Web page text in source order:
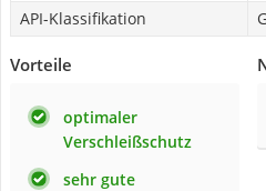
API-Klassifikation
Vorteile
optimaler
Verschleißschutz
sehr gute